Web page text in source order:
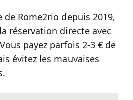
Rome2rio depuis 2019,
réservation directe avec
payez parfois 2-3 € de
évitez les mauvaises